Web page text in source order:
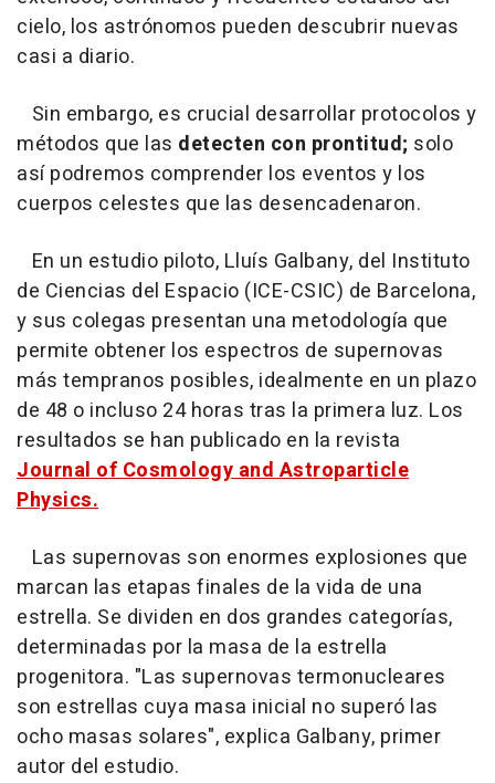
cielo, los astrónomos pueden descubrir nuevas
casi a diario.
Sin embargo, es crucial desarrollar protocolos y
métodos que las detecten con prontitud; solo
así podremos comprender los eventos y los
cuerpos celestes que las desencadenaron.
En un estudio piloto, Lluís Galbany, del Instituto
de Ciencias del Espacio (ICE-CSIC) de Barcelona,
y sus colegas presentan una metodología que
permite obtener los espectros de supernovas
más tempranos posibles, idealmente en un plazo
de 48 o incluso 24 horas tras la primera luz. Los
resultados se han publicado en la revista
Journal of Cosmology and Astroparticle
Physics.
Las supernovas son enormes explosiones que
marcan las etapas finales de la vida de una
estrella. Se dividen en dos grandes categorías,
determinadas por la masa de la estrella
progenitora. "Las supernovas termonucleares
son estrellas cuya masa inicial no superó las
ocho masas solares", explica Galbany, primer
autor del estudio.